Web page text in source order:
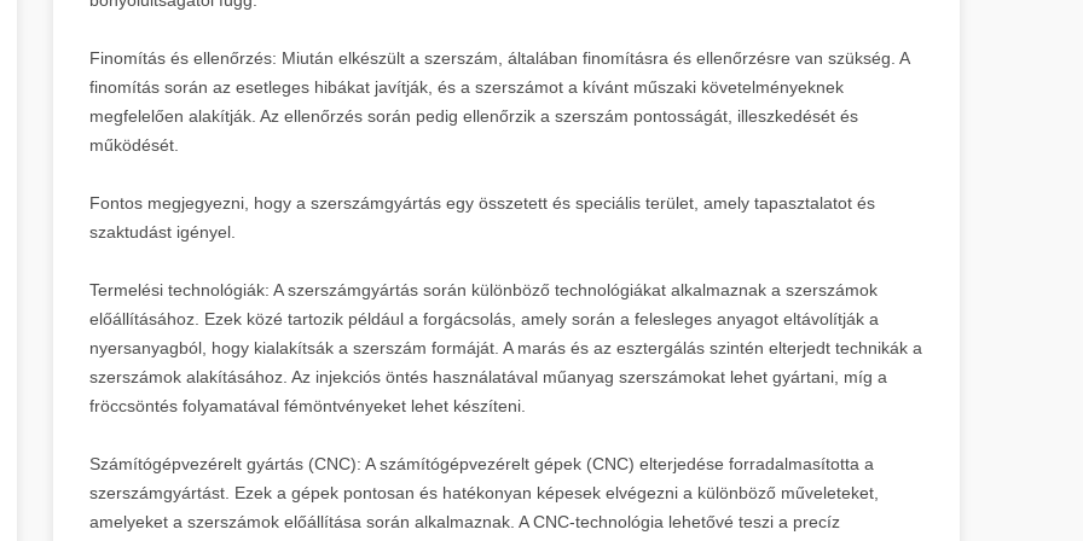
Finomítás és ellenőrzés: Miután elkészült a szerszám, általában finomításra és ellenőrzésre van szükség. A
finomítás során az esetleges hibákat javítják, és a szerszámot a kívánt műszaki követelményeknek
megfelelően alakítják. Az ellenőrzés során pedig ellenőrzik a szerszám pontosságát, illeszkedését és
működését.
Fontos megjegyezni, hogy a szerszámgyártás egy összetett és speciális terület, amely tapasztalatot és
szaktudást igényel.
Termelési technológiák: A szerszámgyártás során különböző technológiákat alkalmaznak a szerszámok
előállításához. Ezek közé tartozik például a forgácsolás, amely során a felesleges anyagot eltávolítják a
nyersanyagból, hogy kialakítsák a szerszám formáját. A marás és az esztergálás szintén elterjedt technikák a
szerszámok alakításához. Az injekciós öntés használatával műanyag szerszámokat lehet gyártani, míg a
fröccsöntés folyamatával fémöntvényeket lehet készíteni.
Számítógépvezérelt gyártás (CNC): A számítógépvezérelt gépek (CNC) elterjedése forradalmasította a
szerszámgyártást. Ezek a gépek pontosan és hatékonyan képesek elvégezni a különböző műveleteket,
amelyeket a szerszámok előállítása során alkalmaznak. A CNC-technológia lehetővé teszi a precíz